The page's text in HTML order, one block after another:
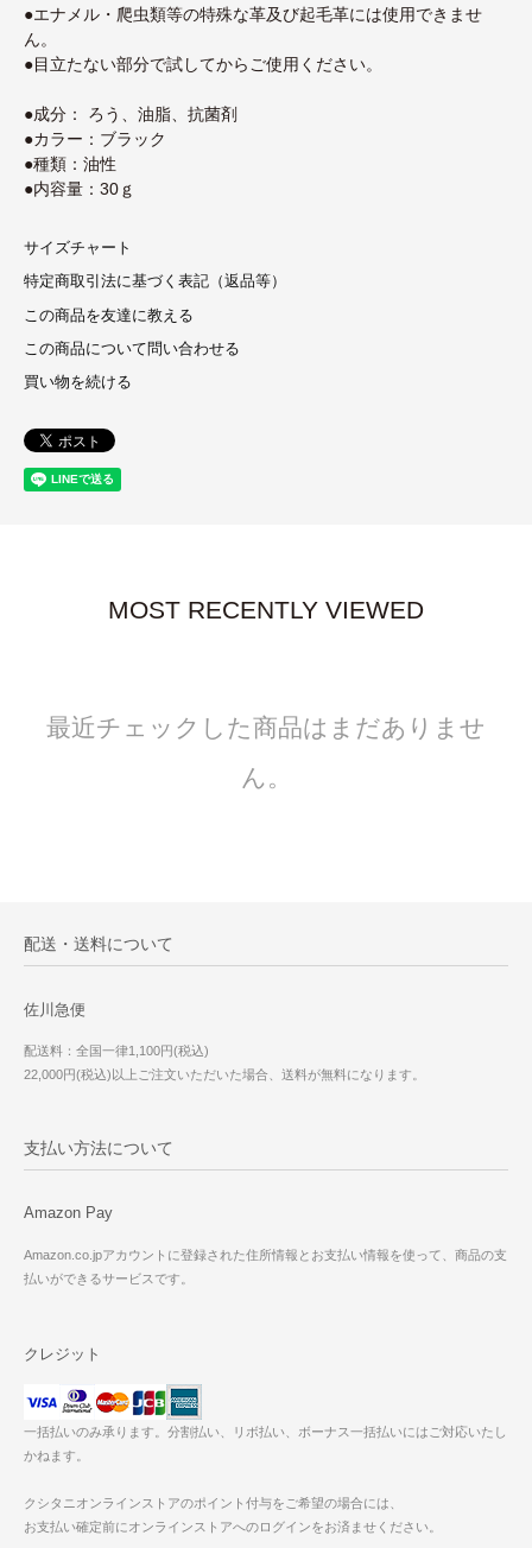
●エナメル・爬虫類等の特殊な革及び起毛革には使用できませ
ん。
●目立たない部分で試してからご使用ください。
●成分： ろう、油脂、抗菌剤
●カラー：ブラック
●種類：油性
●内容量：30ｇ
サイズチャート
特定商取引法に基づく表記（返品等）
この商品を友達に教える
この商品について問い合わせる
買い物を続ける
MOST RECENTLY VIEWED
最近チェックした商品はまだありませ
ん。
配送・送料について
佐川急便
配送料：全国一律1,100円(税込)
22,000円(税込)以上ご注文いただいた場合、送料が無料になります。
支払い方法について
Amazon Pay
Amazon.co.jpアカウントに登録された住所情報とお支払い情報を使って、商品の支
払いができるサービスです。
クレジット
一括払いのみ承ります。分割払い、リボ払い、ボーナス一括払いにはご対応いたし
かねます。
クシタニオンラインストアのポイント付与をご希望の場合には、
お支払い確定前にオンラインストアへのログインをお済ませください。